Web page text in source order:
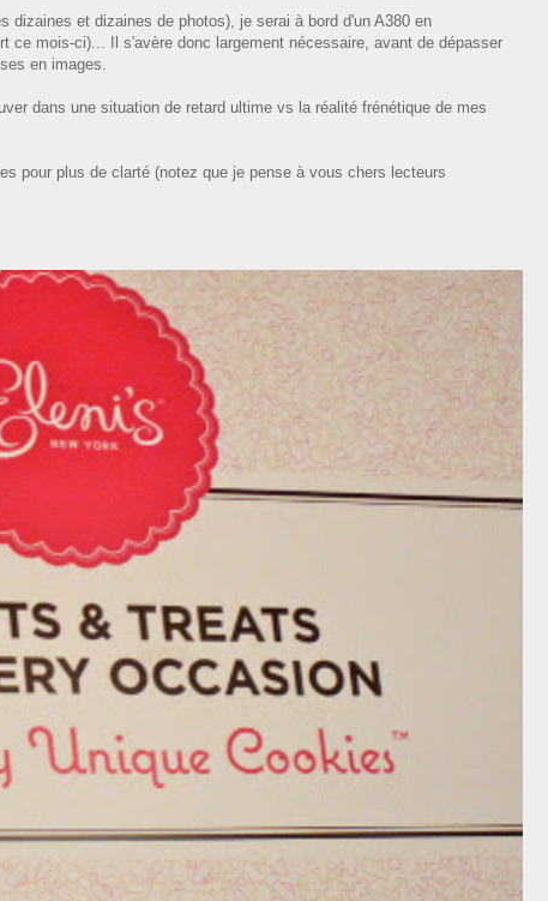
et dizaines de photos), je serai à bord d'un A380 en
ce mois-ci)... Il s'avère donc largement nécessaire, avant de dépasser
en images.
dans une situation de retard ultime vs la réalité frénétique de mes
pour plus de clarté (notez que je pense à vous chers lecteurs